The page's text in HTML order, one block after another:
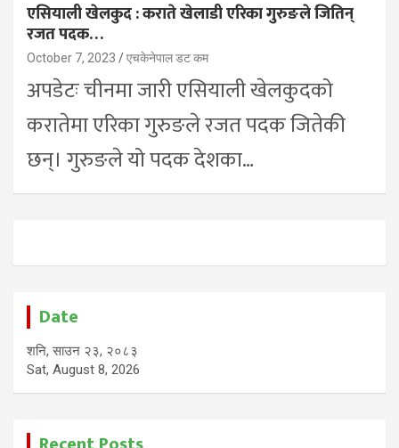
एसियाली खेलकुद : कराते खेलाडी एरिका गुरुङले जितिन्
रजत पदक…
October 7, 2023 एचकेनेपाल डट कम
अपडेटः चीनमा जारी एसियाली खेलकुदको
करातेमा एरिका गुरुङले रजत पदक जितेकी
छन्। गुरुङले यो पदक देशका…
Date
शनि, साउन २३, २०८३
Sat, August 8, 2026